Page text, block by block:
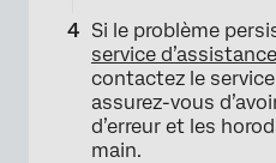
Si le problème
service
contactez le
assurez-vous
d’erreur et les
main.